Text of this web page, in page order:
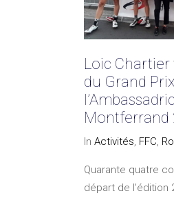
Loic
du Grand
Montferrand
In Activités FFC
Quarante quatre
départ de l'édition